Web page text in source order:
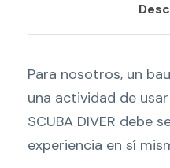
E
S
C
U
B
Para nosotros, un
una actividad de usar
SCUBA DIVER debe
experiencia en sí